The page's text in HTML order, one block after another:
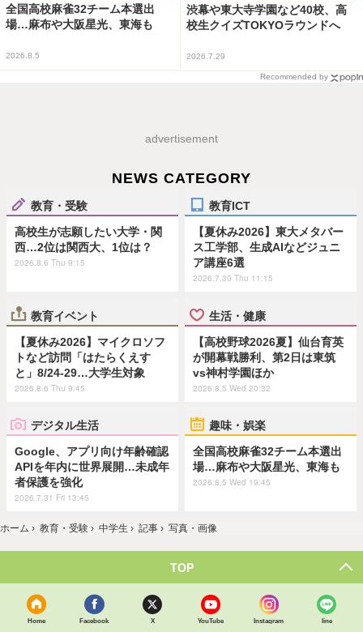
全国高校麻雀32チーム本選出
場…麻布や大阪星光、東海も
2026.8.5
渋幕や東大寺学園など40校、高
校生クイズTOKYOラウンドへ
2026.7.29
Recommended by
advertisement
NEWS CATEGORY
教育・受験
高校生が志願したい大学・関
西…2位は関西大、1位は？
2026.8.6 Thu 9:15
教育ICT
【夏休み2026】東大メタバー
ス工学部、生成AIなどジュニ
ア講座6選
2026.7.30 Thu 11:15
教育イベント
【夏休み2026】マイクロソフ
トなど訪問「はたらくえす
と」8/24-29…大学生対象
2026.8.6 Thu 9:45
生活・健康
【高校野球2026夏】仙台育英
が開幕戦勝利、第2日は東筑
vs神村学園ほか
2026.8.5 Wed 20:32
デジタル生活
Google、アプリ向け年齢確認
APIを年内に世界展開…未成年
者保護を強化
2026.7.31 Fri 13:45
趣味・娯楽
全国高校麻雀32チーム本選出
場…麻布や大阪星光、東海も
2026.8.5 Wed 19:45
ホーム › 教育・受験 › 中学生 › 記事 › 写真・画像
TOP
Home Facebook X YouTube Instagram line